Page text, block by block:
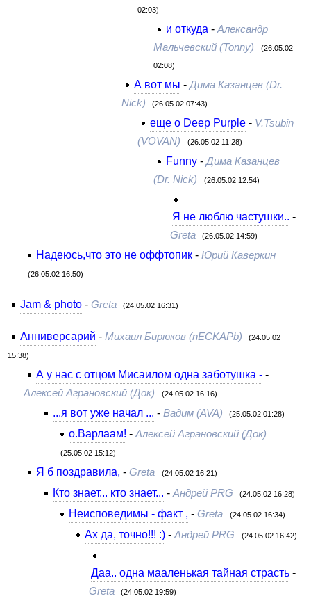
02:03)
и откуда -Александр
Мальчевский (Tonny)
(26.05.02
02:08)
А вот мы - Дима Казанцев (Dr.
Nick)
(26.05.02 07:43)
еще о Deep Purple- V.Tsubin
(VOVAN)
(26.05.02 11:28)
Funny -Дима Казанцев
(Dr. Nick)
(26.05.02 12:54)
Я не люблю частушки.. -
Greta (26.05.02 14:59)
Надеюсь,что это не оффтопик -Юрий Каверкин
(26.05.02 16:50)
Jam & photo- Greta (24.05.02 16:31)
Анниверсарий - Михаил Бирюков (nECKAPb) (24.05.02
15:38)
А у нас с отцом Мисаилом одна заботушка - -
Алексей Аграновский (Док) (24.05.02 16:16)
...я вот уже начал ... - Вадим (AVA) (25.05.02 01:28)
о.Варлаам! - Алексей Аграновский (Док)
(25.05.02 15:12)
Я б поздравила, -Greta (24.05.02 16:21)
Кто знает... кто знает... - Андрей PRG (24.05.02 16:28)
Неисповедимы - факт , - Greta (24.05.02 16:34)
Ах да, точно!!! :) -Андрей PRG (24.05.02 16:42)
Даа.. одна мааленькая тайная страсть-
Greta (24.05.02 19:59)